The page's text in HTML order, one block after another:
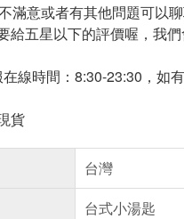
滿意或者有其他問題可以
給五星以下的評價喔，我
線時間：8:30-23:30，如
貨
台灣
台式小湯匙